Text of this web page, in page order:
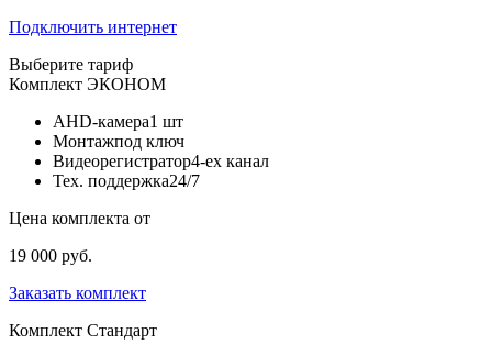
Подключить интернет
Выберите тариф
Комплект ЭКОНОМ
AHD-камера1 шт
Монтажпод ключ
Видеорегистратор4-ех канал
Тех. поддержка24/7
Цена комплекта от
19 000 руб.
Заказать комплект
Комплект Стандарт